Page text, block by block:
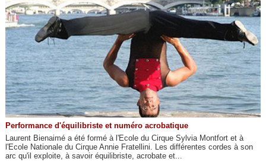
Performance d'équilibriste et numéro acrobatique
Laurent Bienaimé a été formé à l'Ecole du Cirque Sylvia Montfort et à
l'Ecole Nationale du Cirque Annie Fratellini. Les différentes cordes à son
arc qu'il exploite, à savoir équilibriste, acrobate et...